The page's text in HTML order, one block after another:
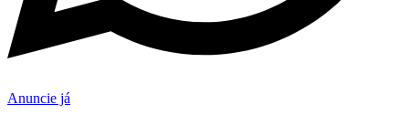
Anuncie já